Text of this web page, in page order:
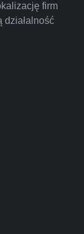
firm
działalność